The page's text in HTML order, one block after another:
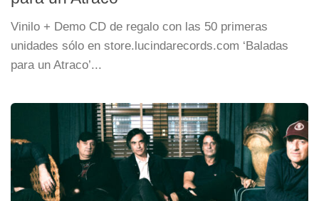
Vinilo + Demo CD de regalo con las 50 primeras
unidades sólo en store.lucindarecords.com ‘Baladas
para un Atraco’...